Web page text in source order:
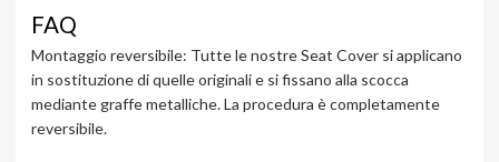
FAQ
Montaggio reversibile: Tutte le nostre Seat Cover si applicano
in sostituzione di quelle originali e si fissano alla scocca
mediante graffe metalliche. La procedura è completamente
reversibile.